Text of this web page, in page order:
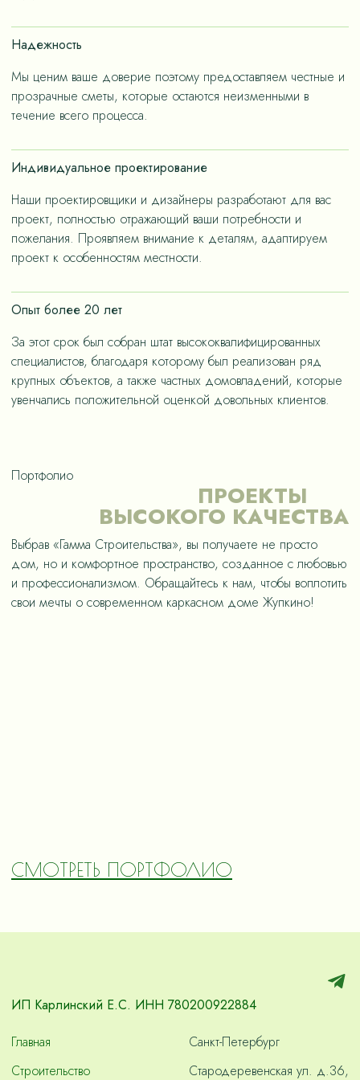
счет дизайнерских решений, ориентированных на
«медленную моду».
Надежность
Мы ценим ваше доверие поэтому предоставляем честные и
прозрачные сметы, которые остаются неизменными в
течение всего процесса.
Индивидуальное проектирование
Наши проектировщики и дизайнеры разработают для вас
проект, полностью отражающий ваши потребности и
пожелания. Проявляем внимание к деталям, адаптируем
проект к особенностям местности.
Опыт более 20 лет
За этот срок был собран штат высококвалифицированных
специалистов, благодаря которому был реализован ряд
крупных объектов, а также частных домовладений, которые
увенчались положительной оценкой довольных клиентов.
Портфолио
ПРОЕКТЫ
ВЫСОКОГО КАЧЕСТВА
Выбрав «Гамма Строительства», вы получаете не просто
дом, но и комфортное пространство, созданное с любовью
и профессионализмом. Обращайтесь к нам, чтобы воплотить
свои мечты о современном каркасном доме Жупкино!
СМОТРЕТЬ ПОРТФОЛИО
ИП Карлинский Е.С. ИНН 780200922884
Главная
Строительство
Санкт-Петербург
Стародеревенская ул. д.36,